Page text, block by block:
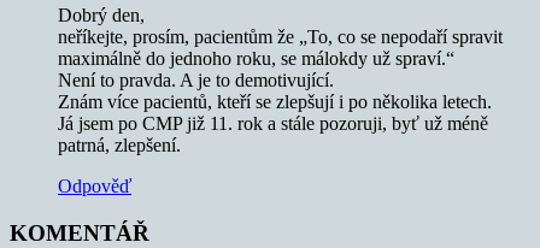
Dobrý den,
neříkejte, prosím, pacientům že „To, co se nepodaří spravit
maximálně do jednoho roku, se málokdy už spraví.“
Není to pravda. A je to demotivující.
Znám více pacientů, kteří se zlepšují i po několika letech.
Já jsem po CMP již 11. rok a stále pozoruji, byť už méně
patrná, zlepšení.
Odpověď
KOMENTÁŘ